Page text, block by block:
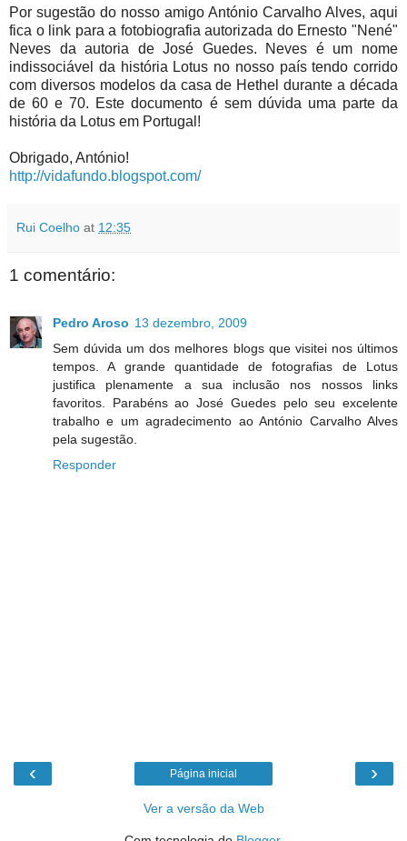
Por sugestão do nosso amigo António Carvalho Alves, aqui
fica o link para a fotobiografia autorizada do Ernesto "Nené"
Neves da autoria de José Guedes. Neves é um nome
indissociável da história Lotus no nosso país tendo corrido
com diversos modelos da casa de Hethel durante a década
de 60 e 70. Este documento é sem dúvida uma parte da
história da Lotus em Portugal!
Obrigado, António!
http://vidafundo.blogspot.com/
Rui Coelho at 12:35
1 comentário:
Pedro Aroso 13 dezembro, 2009
Sem dúvida um dos melhores blogs que visitei nos últimos
tempos. A grande quantidade de fotografias de Lotus
justifica plenamente a sua inclusão nos nossos links
favoritos. Parabéns ao José Guedes pelo seu excelente
trabalho e um agradecimento ao António Carvalho Alves
pela sugestão.
Responder
‹ ›
Página inicial
Ver a versão da Web